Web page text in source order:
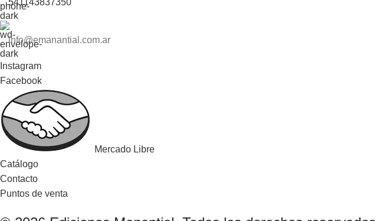
info@emanantial.com.ar
Instagram
Facebook
Mercado Libre
Catálogo
Contacto
Puntos de venta